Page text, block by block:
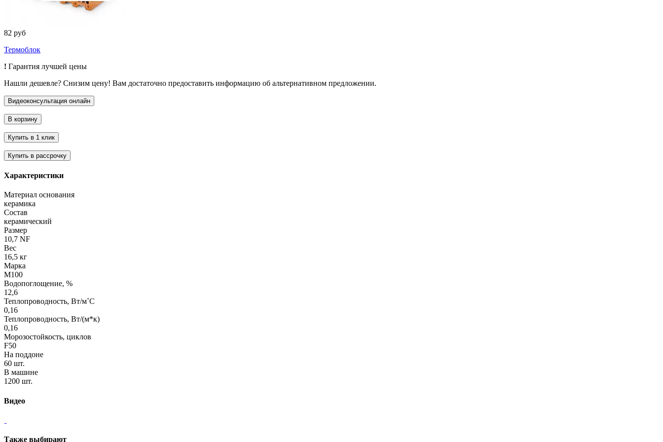
82 руб
Термоблок
! Гарантия лучшей цены
Нашли дешевле? Снизим цену! Вам достаточно предоставить информацию об альтернативном предложении.
Характеристики
Материал основания
керамика
Состав
керамический
Размер
10,7 NF
Вес
16,5 кг
Марка
М100
Водопоглощение, %
12,6
Теплопроводность, Вт/м˚С
0,16
Теплопроводность, Вт/(м*к)
0,16
Морозостойкость, циклов
F50
На поддоне
60 шт.
В машине
1200 шт.
Видео
Также выбирают